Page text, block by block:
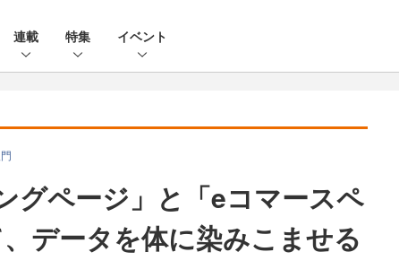
連載 特集 イベント
グページ」と「eコマースペ
データを体に染みこませる